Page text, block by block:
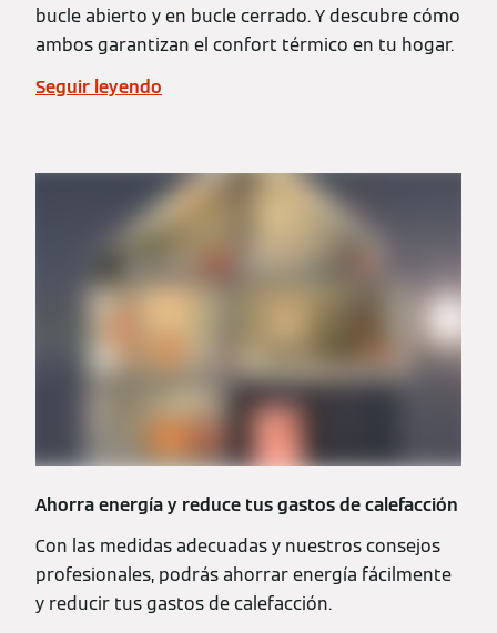
bucle abierto y en bucle cerrado. Y descubre cómo
ambos garantizan el confort térmico en tu hogar.
Seguir leyendo
Ahorra energía y reduce tus gastos de calefacción
Con las medidas adecuadas y nuestros consejos
profesionales, podrás ahorrar energía fácilmente
y reducir tus gastos de calefacción.